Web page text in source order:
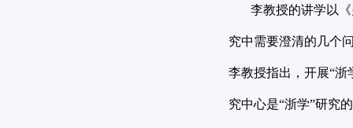
李教授的讲学以《
究中需要澄清的几个
李教授指出，开展“
究中心是“浙学”研究